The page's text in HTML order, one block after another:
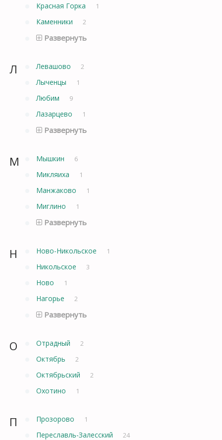
Красная Горка 1
Каменники 2
Развернуть
Л Левашово 2
Лыченцы 1
Любим 9
Лазарцево 1
Развернуть
М Мышкин 6
Микляиха 1
Манжаково 1
Миглино 1
Развернуть
Н Ново-Никольское 1
Никольское 3
Ново 1
Нагорье 2
Развернуть
О Отрадный 2
Октябрь 2
Октябрьский 2
Охотино 1
П Прозорово 1
Переславль-Залесский 24